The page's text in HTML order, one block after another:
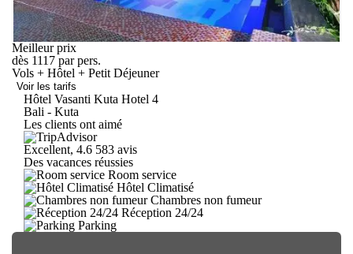
Meilleur prix
dès 1117 par pers.
Vols + Hôtel + Petit Déjeuner
Voir les tarifs
Hôtel Vasanti Kuta Hotel 4
Bali - Kuta
Les clients ont aimé
Excellent, 4.6 583 avis
Des vacances réussies
Room service
Hôtel Climatisé
Chambres non fumeur
Réception 24/24
Parking